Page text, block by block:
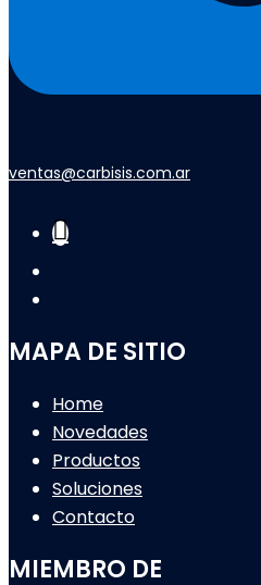
ventas@carbisis.com.ar
MAPA DE SITIO
Home
Novedades
Productos
Soluciones
Contacto
MIEMBRO DE